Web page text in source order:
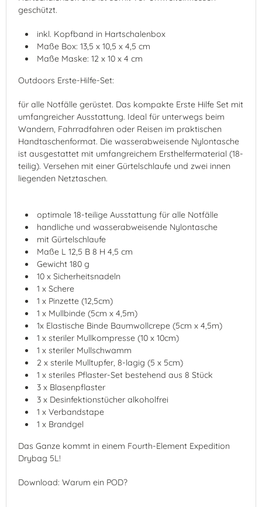
geschützt.
inkl. Kopfband in Hartschalenbox
Maße Box: 13,5 x 10,5 x 4,5 cm
Maße Maske: 12 x 10 x 4 cm
Outdoors Erste-Hilfe-Set:
für alle Notfälle gerüstet. Das kompakte Erste Hilfe Set mit
umfangreicher Ausstattung. Ideal für unterwegs beim
Wandern, Fahrradfahren oder Reisen im praktischen
Handtaschenformat. Die wasserabweisende Nylontasche
ist ausgestattet mit umfangreichem Ersthelfermaterial (18-
teilig). Versehen mit einer Gürtelschlaufe und zwei innen
liegenden Netztaschen.
optimale 18-teilige Ausstattung für alle Notfälle
handliche und wasserabweisende Nylontasche
mit Gürtelschlaufe
Maße L 12,5 B 8 H 4,5 cm
Gewicht 180 g
10 x Sicherheitsnadeln
1 x Schere
1 x Pinzette (12,5cm)
1 x Mullbinde (5cm x 4,5m)
1x Elastische Binde Baumwollcrepe (5cm x 4,5m)
1 x steriler Mullkompresse (10 x 10cm)
1 x steriler Mullschwamm
2 x sterile Mulltupfer, 8-lagig (5 x 5cm)
1 x steriles Pflaster-Set bestehend aus 8 Stück
3 x Blasenpflaster
3 x Desinfektionstücher alkoholfrei
1 x Verbandstape
1 x Brandgel
Das Ganze kommt in einem Fourth-Element Expedition
Drybag 5L!
Download: Warum ein POD?